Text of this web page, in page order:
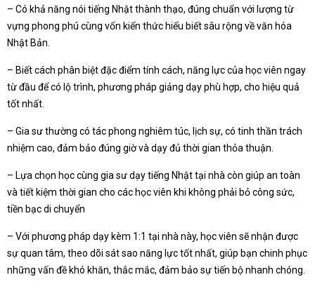
– Có khả năng nói tiếng Nhật thành thạo, đúng chuẩn với lượng từ
vựng phong phú cùng vốn kiến thức hiểu biết sâu rộng về văn hóa
Nhật Bản.
– Biết cách phân biệt đặc điểm tính cách, năng lực của học viên ngay
từ đầu để có lộ trình, phương pháp giảng dạy phù hợp, cho hiệu quả
tốt nhất.
– Gia sư thường có tác phong nghiêm túc, lịch sự, có tinh thần trách
nhiệm cao, đảm bảo đúng giờ và dạy đủ thời gian thỏa thuận.
– Lựa chọn học cùng gia sư dạy tiếng Nhật tại nhà còn giúp an toàn
và tiết kiệm thời gian cho các học viên khi không phải bỏ công sức,
tiền bạc di chuyển
– Với phương pháp dạy kèm 1:1 tại nhà này, học viên sẽ nhận được
sự quan tâm, theo dõi sát sao năng lực tốt nhất, giúp bạn chinh phục
những vấn đề khó khăn, thắc mắc, đảm bảo sự tiến bộ nhanh chóng.